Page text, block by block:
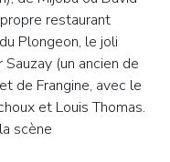
restaurant
Plongeon, le joli
(un ancien de
de Frangine, avec le
et Louis Thomas.
scène